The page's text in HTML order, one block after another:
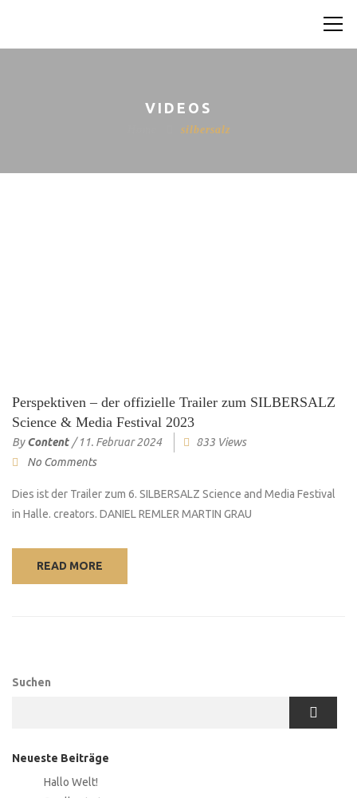
VIDEOS
silbersalz
Perspektiven – der offizielle Trailer zum SILBERSALZ
Science & Media Festival 2023
By Content /11. Februar 2024
833 Views
No Comments
Dies ist der Trailer zum 6. SILBERSALZ Science and Media Festival
in Halle. creators. DANIEL REMLER MARTIN GRAU
READ MORE
Suchen
Neueste Beiträge
Hallo Welt!